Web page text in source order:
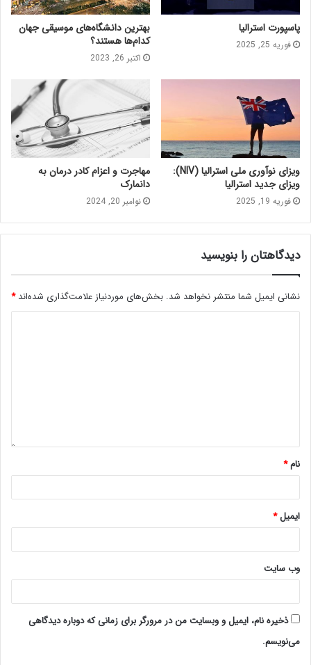
پاسپورت استرالیا
فوریه 25, 2025
بهترین دانشگاه‌های موسیقی جهان
کدام‌ها هستند؟
اکتبر 26, 2023
ویزای نوآوری ملی استرالیا (NIV):
ویزای جدید استرالیا
فوریه 19, 2025
مهاجرت و اعزام کادر درمان به
دانمارک
نوامبر 20, 2024
دیدگاهتان را بنویسید
نشانی ایمیل شما منتشر نخواهد شد. بخش‌های موردنیاز علامت‌گذاری شده‌اند*
نام*
ایمیل*
وب‌ سایت
ذخیره نام، ایمیل و وبسایت من در مرورگر برای زمانی که دوباره دیدگاهی
می‌نویسم.